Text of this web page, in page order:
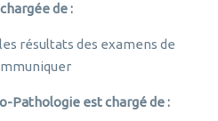
de :
résultats des examens de
Pathologie est chargé de :